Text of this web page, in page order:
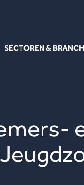
SECTOREN &